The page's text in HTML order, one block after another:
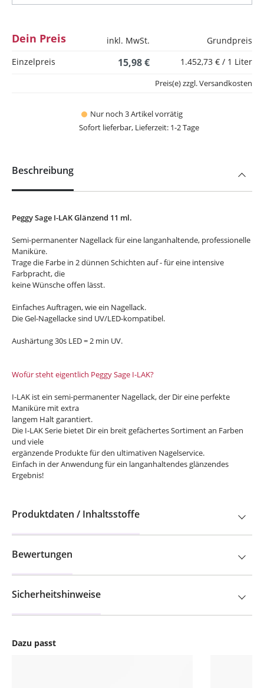
Dein Preis inkl. MwSt.
Grundpreis
Einzelpreis
15,98 € 1.452,73 € / 1 Liter
Nur noch 3 Artikel vorrätig
Sofort lieferbar, Lieferzeit: 1-2 Tage
Preis(e) zzgl. Versandkosten
Dazu passt
Beschreibung
Peggy Sage I-LAK Glänzend 11 ml.
Semi-permanenter Nagellack für eine langanhaltende, professionelle
Maniküre.
Trage die Farbe in 2 dünnen Schichten auf - für eine intensive
Farbpracht, die
keine Wünsche offen lässt.
Einfaches Auftragen, wie ein Nagellack.
Die Gel-Nagellacke sind UV/LED-kompatibel.
Aushärtung 30s LED = 2 min UV.
Wofür steht eigentlich Peggy Sage I-LAK?
I-LAK ist ein semi-permanenter Nagellack, der Dir eine perfekte
Maniküre mit extra
langem Halt garantiert.
Die I-LAK Serie bietet Dir ein breit gefächertes Sortiment an Farben
und viele
ergänzende Produkte für den ultimativen Nagelservice.
Einfach in der Anwendung für ein langanhaltendes glänzendes
Ergebnis!
Produktdaten / Inhaltsstoffe
Bewertungen
Sicherheitshinweise